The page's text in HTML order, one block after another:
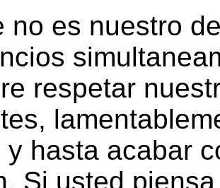
no es nuestro
respetar
y hasta acabar
Si usted